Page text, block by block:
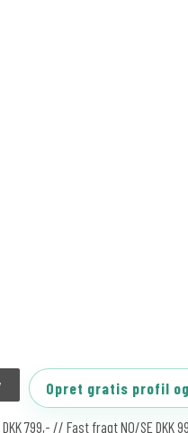
Opret gratis profil
799,- // Fast fragt NO/SE DKK